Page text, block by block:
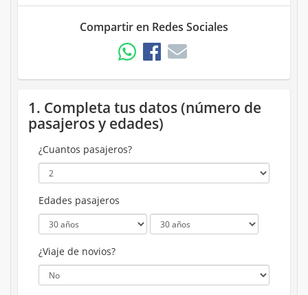
Compartir en Redes Sociales
1. Completa tus datos (número de
pasajeros y edades)
¿Cuantos pasajeros?
Edades pasajeros
¿Viaje de novios?